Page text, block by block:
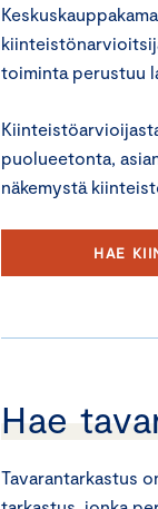
toiminta perustuu
puolueetonta,
näkemystä
HAE
Hae
Tavarantarkastus